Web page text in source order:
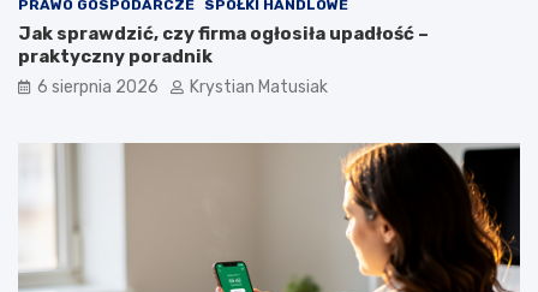
PRAWO GOSPODARCZE SPÓŁKI HANDLOWE
Jak sprawdzić, czy firma ogłosiła upadłość –
praktyczny poradnik
6 sierpnia 2026 Krystian Matusiak